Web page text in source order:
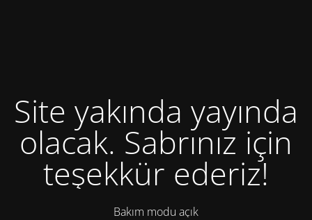
Site yakında yayında
olacak. Sabrınız için
teşekkür ederiz!
Bakım modu açık